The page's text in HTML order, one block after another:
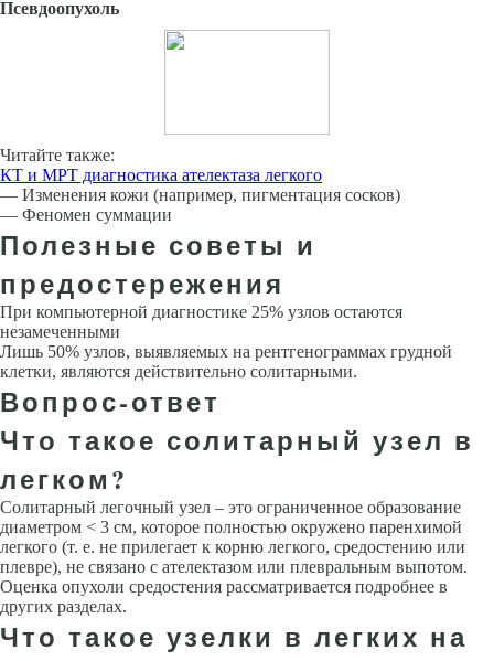
Псевдоопухоль
Читайте также:
КТ и МРТ диагностика ателектаза легкого
— Изменения кожи (например, пигментация сосков)
— Феномен суммации
Полезные советы и
предостережения
При компьютерной диагностике 25% узлов остаются
незамеченными
Лишь 50% узлов, выявляемых на рентгенограммах грудной
клетки, являются дей­ствительно солитарными.
Вопрос-ответ
Что такое солитарный узел в
легком?
Солитарный легочный узел – это ограниченное образование
диаметром < 3 см, которое полностью окружено паренхимой
легкого (т. е. не прилегает к корню легкого, средостению или
плевре), не связано с ателектазом или плевральным выпотом.
Оценка опухоли средостения рассматривается подробнее в
других разделах.
Что такое узелки в легких на